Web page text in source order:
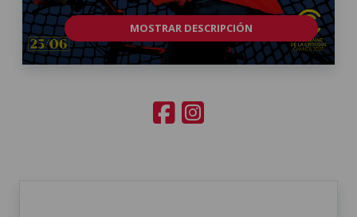
MOSTRAR DESCRIPCIÓN